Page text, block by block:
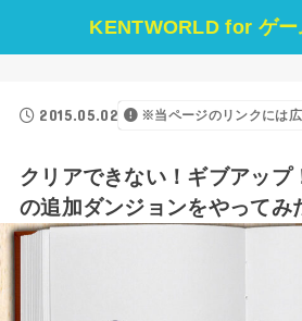
KENTWORLD for ゲー
2015.05.02 ※当ページのリンクには広
クリアできない！ギブアップ
の追加ダンジョンをやってみ